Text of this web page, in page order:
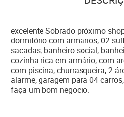
excelente Sobrado próximo
dormitório com armarios, 02
sacadas, banheiro social,
cozinha rica em armário, com
com piscina, churrasqueira, 2
alarme, garagem para 04
faça um bom negocio.